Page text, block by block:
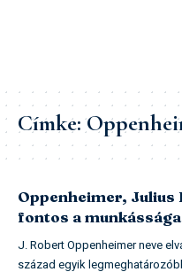
Címke:
Oppenheimer,
fontos a
J. Robert Oppenheimer neve
század egyik